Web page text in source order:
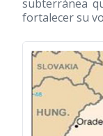
subterránea
fortalecer su